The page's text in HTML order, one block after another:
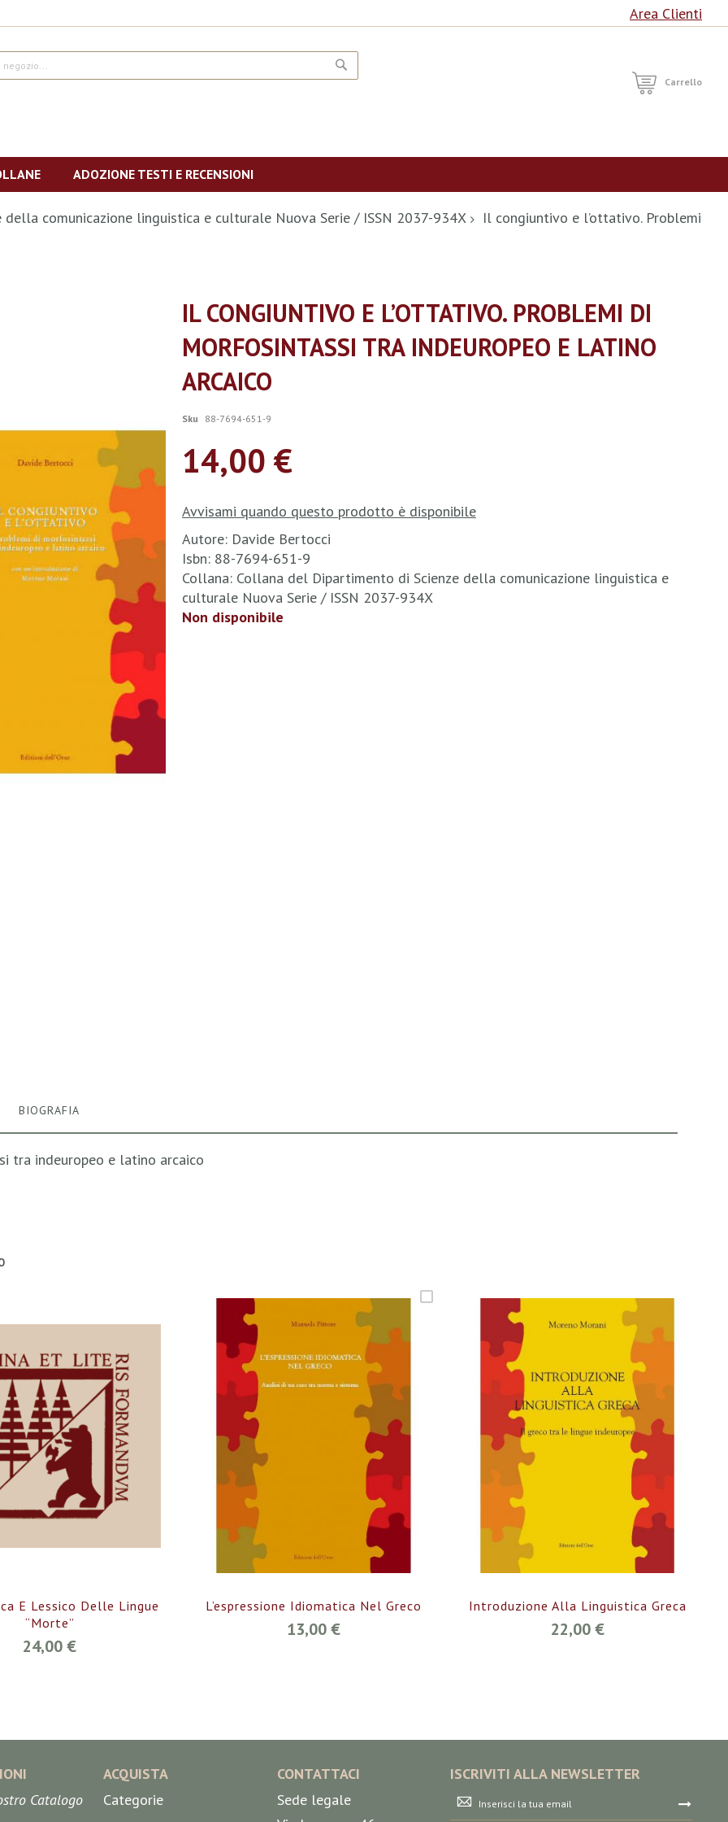
Area Clienti
Carrello
ADOZIONE TESTI E RECENSIONI
comunicazione linguistica e culturale Nuova Serie / ISSN 2037-934X
Il congiuntivo e l’ottativo. Problemi
IL CONGIUNTIVO E L’OTTATIVO. PROBLEMI DI
MORFOSINTASSI TRA INDEUROPEO E LATINO
ARCAICO
Sku 88-7694-651-9
14,00 €
Avvisami quando questo prodotto è disponibile
Autore: Davide Bertocci
Isbn: 88-7694-651-9
Collana: Collana del Dipartimento di Scienze della comunicazione linguistica e
culturale Nuova Serie / ISSN 2037-934X
Non disponibile
tra indeuropeo e latino arcaico
BIOGRAFIA
E Lessico Delle Lingue
“morte”
24,00 €
L’espressione Idiomatica Nel Greco
13,00 €
Introduzione Alla Linguistica Greca
22,00 €
Catalogo
ACQUISTA
Categorie
CONTATTACI
Sede legale
ISCRIVITI ALLA NEWSLETTER
Iscriviti
alla